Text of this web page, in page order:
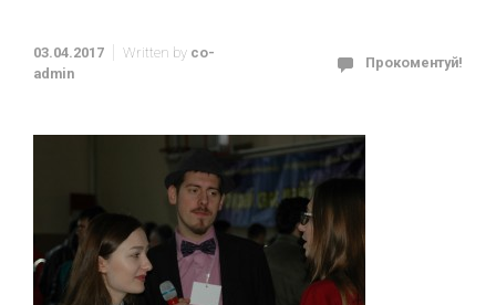
03.04.2017 Written by co-
admin
Прокоментуй!